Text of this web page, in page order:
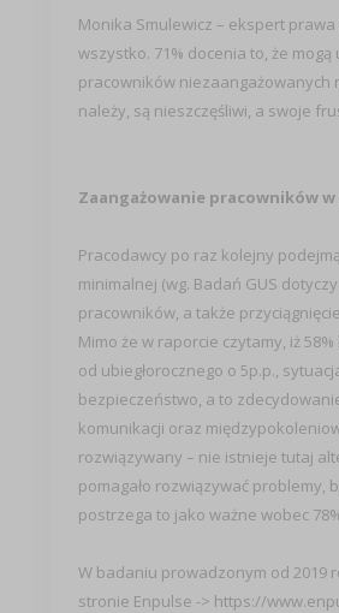
Monika Smulewicz – ekspert
wszystko. 71% docenia to, że mogą
pracowników niezaangażowanych
należy, są nieszczęśliwi, a swoje
Zaangażowanie pracowników w
Pracodawcy po raz kolejny
minimalnej (wg. Badań GUS
pracowników, a także
Mimo że w raporcie czytamy, iż
od ubiegłorocznego o 5p.p.,
bezpieczeństwo, a to
komunikacji oraz
rozwiązywany – nie istnieje tutaj
pomagało rozwiązywać problemy,
postrzega to jako ważne wobec
W badaniu prowadzonym od 2019
stronie Enpulse -> https://